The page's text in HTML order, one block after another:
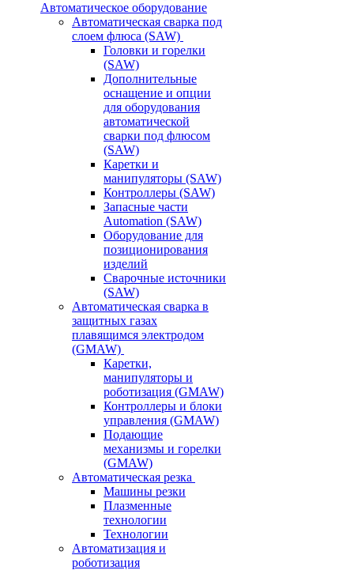
Автоматическое оборудование
Автоматическая сварка под
слоем флюса (SAW)
Головки и горелки
(SAW)
Дополнительные
оснащение и опции
для оборудования
автоматической
сварки под флюсом
(SAW)
Каретки и
манипуляторы (SAW)
Контроллеры (SAW)
Запасные части
Automation (SAW)
Оборудование для
позиционирования
изделий
Сварочные источники
(SAW)
Автоматическая сварка в
защитных газах
плавящимся электродом
(GMAW)
Каретки,
манипуляторы и
роботизация (GMAW)
Контроллеры и блоки
управления (GMAW)
Подающие
механизмы и горелки
(GMAW)
Автоматическая резка
Машины резки
Плазменные
технологии
Технологии
Автоматизация и
роботизация